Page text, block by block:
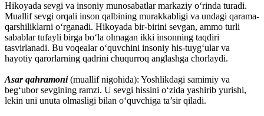
Hikoyada sevgi va insoniy munosabatlar markaziy o‘rinda turadi.
Muallif sevgi orqali inson qalbining murakkabligi va undagi qarama-
qarshiliklarni o‘rganadi. Hikoyada bir-birini sevgan, ammo turli
sabablar tufayli birga bo‘la olmagan ikki insonning taqdiri
tasvirlanadi. Bu voqealar o‘quvchini insoniy his-tuyg‘ular va
hayotiy qarorlarning qadrini chuqurroq anglashga chorlaydi.
Asar qahramoni(muallif nigohida): Yoshlikdagi samimiy va
beg‘ubor sevgining ramzi. U sevgi hissini o‘zida yashirib yurishi,
lekin uni unuta olmasligi bilan o‘quvchiga ta’sir qiladi.